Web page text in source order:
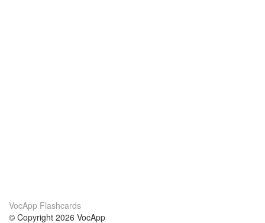
VocApp Flashcards
© Copyright 2026 VocApp